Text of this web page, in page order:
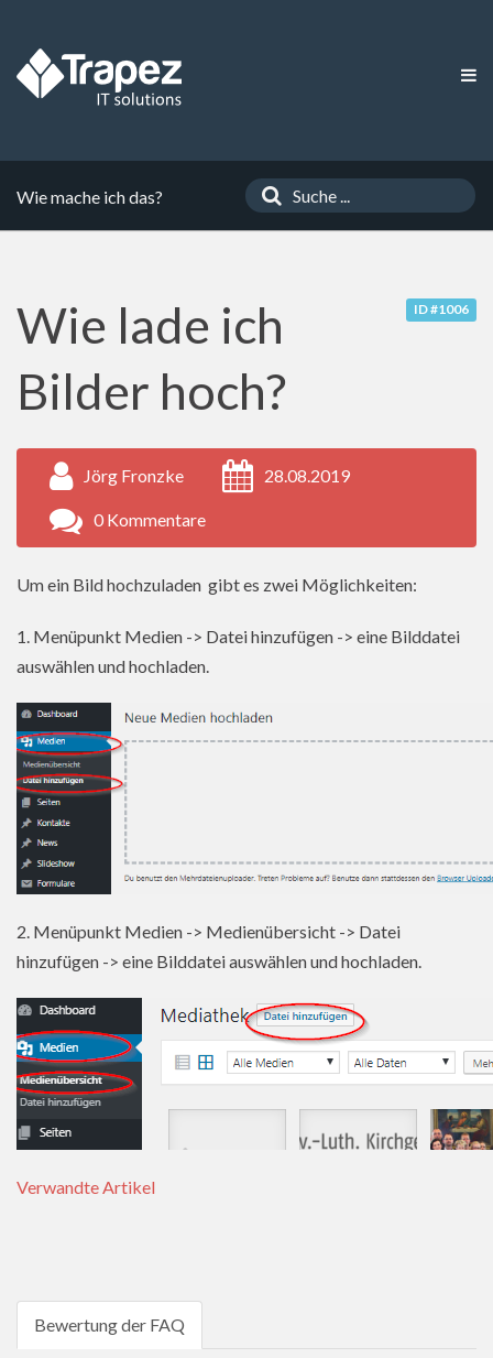
Wie mache ich das?
ID #1006
Wie lade ich
Bilder hoch?
Jörg Fronzke 28.08.2019
0 Kommentare
Um ein Bild hochzuladen gibt es zwei Möglichkeiten:
1. Menüpunkt Medien -> Datei hinzufügen -> eine Bilddatei
auswählen und hochladen.
2. Menüpunkt Medien -> Medienübersicht -> Datei
hinzufügen -> eine Bilddatei auswählen und hochladen.
Verwandte Artikel
Bewertung der FAQ